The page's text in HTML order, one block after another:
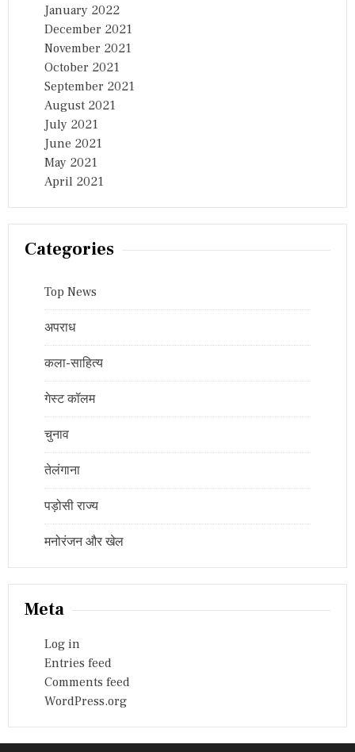
January 2022
December 2021
November 2021
October 2021
September 2021
August 2021
July 2021
June 2021
May 2021
April 2021
Categories
Top News
अपराध
कला-साहित्य
गेस्ट कॉलम
चुनाव
तेलंगाना
पड़ोसी राज्य
मनोरंजन और खेल
Meta
Log in
Entries feed
Comments feed
WordPress.org